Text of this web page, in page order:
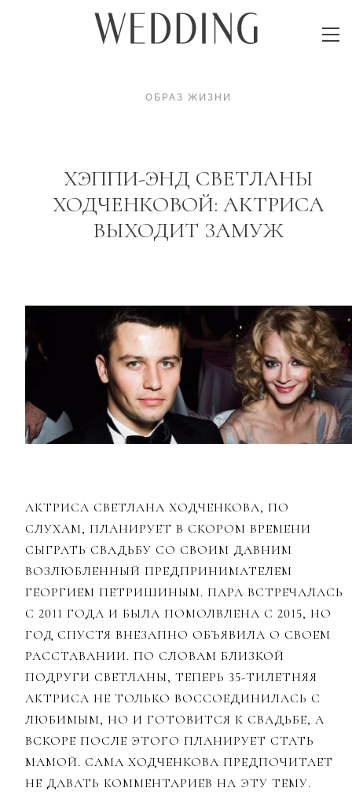
ОБРАЗ ЖИЗНИ
ХЭППИ-ЭНД СВЕТЛАНЫ
ХОДЧЕНКОВОЙ: АКТРИСА
ВЫХОДИТ ЗАМУЖ
АКТРИСА СВЕТЛАНА ХОДЧЕНКОВА, ПО
СЛУХАМ, ПЛАНИРУЕТ В СКОРОМ ВРЕМЕНИ
СЫГРАТЬ СВАДЬБУ СО СВОИМ ДАВНИМ
ВОЗЛЮБЛЕННЫЙ ПРЕДПРИНИМАТЕЛЕМ
ГЕОРГИЕМ ПЕТРИШИНЫМ. ПАРА ВСТРЕЧАЛАСЬ
С 2011 ГОДА И БЫЛА ПОМОЛВЛЕНА С 2015, НО
ГОД СПУСТЯ ВНЕЗАПНО ОБЪЯВИЛА О СВОЕМ
РАССТАВАНИИ. ПО СЛОВАМ БЛИЗКОЙ
ПОДРУГИ СВЕТЛАНЫ, ТЕПЕРЬ 35-ТИЛЕТНЯЯ
АКТРИСА НЕ ТОЛЬКО ВОССОЕДИНИЛАСЬ С
ЛЮБИМЫМ, НО И ГОТОВИТСЯ К СВАДЬБЕ, А
ВСКОРЕ ПОСЛЕ ЭТОГО ПЛАНИРУЕТ СТАТЬ
МАМОЙ. САМА ХОДЧЕНКОВА ПРЕДПОЧИТАЕТ
НЕ ДАВАТЬ КОММЕНТАРИЕВ НА ЭТУ ТЕМУ.